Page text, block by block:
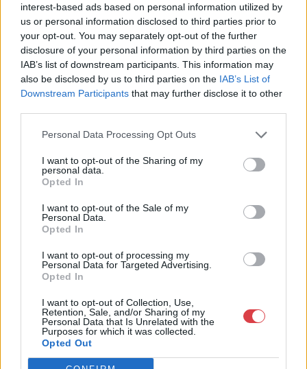
interest-based ads based on personal information utilized by
us or personal information disclosed to third parties prior to
your opt-out. You may separately opt-out of the further
disclosure of your personal information by third parties on the
IAB’s list of downstream participants. This information may
also be disclosed by us to third parties on the IAB’s List of
Downstream Participants that may further disclose it to other
Personal Data Processing Opt Outs
I want to opt-out of the Sharing of my
personal data.
Opted In
I want to opt-out of the Sale of my
Personal Data.
Opted In
I want to opt-out of processing my
Personal Data for Targeted Advertising.
Opted In
I want to opt-out of Collection, Use,
Retention, Sale, and/or Sharing of my
Personal Data that Is Unrelated with the
Purposes for which it was collected.
Opted Out
Eladó adatai
Eladó: Biksady Galéria
Cím: Törő Tamás
Biksady Galéria Kft.
1055, Budapest, Falk Miksa u.
9307
Weboldal:
http://www.biksady.com
GALÉRIA TOVÁBBI MŰTÁRGYAI
KAPCSOLÓDÓ MŰTÁRGYAK